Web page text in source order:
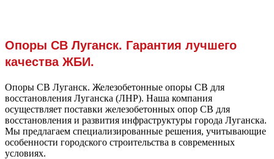
Опоры СВ Луганск. Гарантия лучшего
качества ЖБИ.
Опоры СВ Луганск. Железобетонные опоры СВ для
восстановления Луганска (ЛНР). Наша компания
осуществляет поставки железобетонных опор СВ для
восстановления и развития инфраструктуры города Луганска.
Мы предлагаем специализированные решения, учитывающие
особенности городского строительства в современных
условиях.